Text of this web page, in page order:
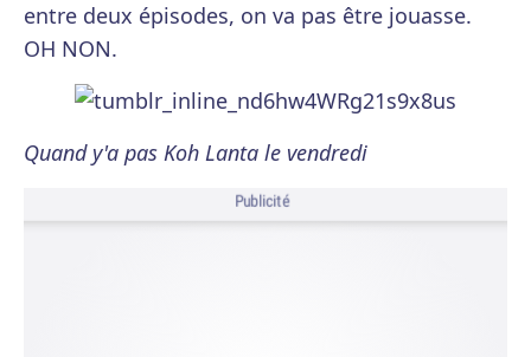
entre deux épisodes, on va pas être jouasse.
OH NON.
Quand y'a pas Koh Lanta le vendredi
Publicité